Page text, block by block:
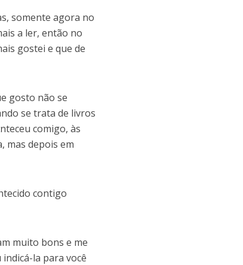
somente agora no
a ler, então no
gostei e que de
gosto não se
se trata de livros
comigo, às
mas depois em
contigo
muito bons e me
la para você